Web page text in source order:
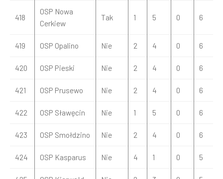
418
OSP Nowa
Cerkiew
Tak 1 5 0 6
419 OSP Opalino Nie 2 4 0 6
420 OSP Pieski Nie 2 4 0 6
421 OSP Prusewo Nie 2 4 0 6
422 OSP Sławęcin Nie 1 5 0 6
423 OSP Smołdzino Nie 2 4 0 6
424 OSP Kasparus Nie 4 1 0 5